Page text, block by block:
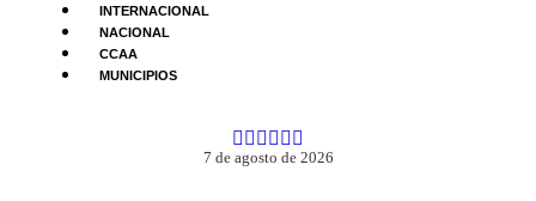
INTERNACIONAL
NACIONAL
CCAA
MUNICIPIOS
7 de agosto de 2026